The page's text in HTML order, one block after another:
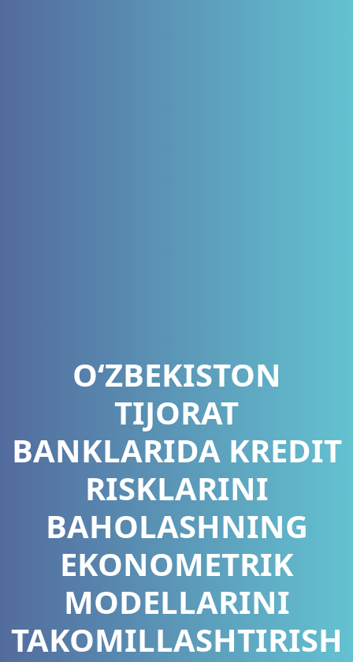
O‘ZBEKISTON
TIJORAT
BANKLARIDA KREDIT
RISKLARINI
BAHOLASHNING
EKONOMETRIK
MODELLARINI
TAKOMILLASHTIRISH